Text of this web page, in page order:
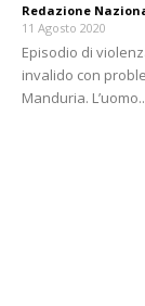
Redazione
11 Agosto 2020
Episodio di
invalido con
Manduria.